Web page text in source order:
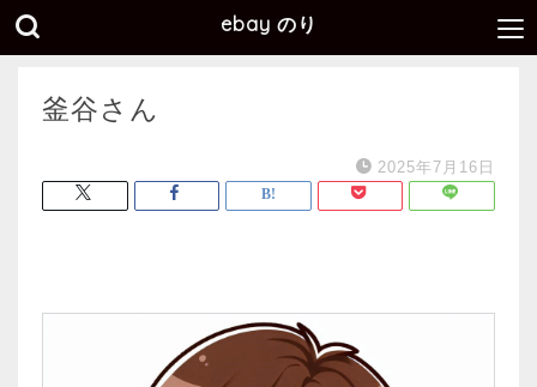
ebay のり
釜谷さん
2025年7月16日